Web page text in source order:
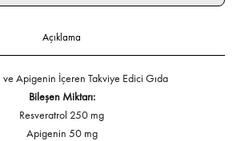
Açıklama
ve Apigenin İçeren Takviye Edici Gıda
Bileşen Miktarı:
Resveratrol 250 mg
Apigenin 50 mg